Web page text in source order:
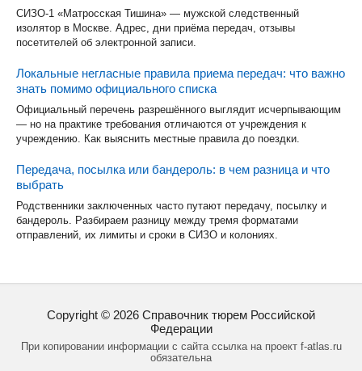
СИЗО-1 «Матросская Тишина» — мужской следственный
изолятор в Москве. Адрес, дни приёма передач, отзывы
посетителей об электронной записи.
Локальные негласные правила приема передач: что важно
знать помимо официального списка
Официальный перечень разрешённого выглядит исчерпывающим
— но на практике требования отличаются от учреждения к
учреждению. Как выяснить местные правила до поездки.
Передача, посылка или бандероль: в чем разница и что
выбрать
Родственники заключенных часто путают передачу, посылку и
бандероль. Разбираем разницу между тремя форматами
отправлений, их лимиты и сроки в СИЗО и колониях.
Copyright © 2026 Справочник тюрем Российской
Федерации
При копировании информации с сайта ссылка на проект f-atlas.ru
обязательна